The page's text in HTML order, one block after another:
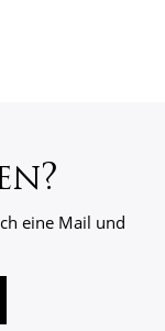
eine Mail und